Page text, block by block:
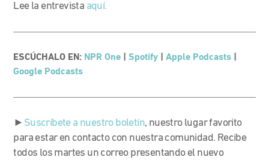
Lee la entrevista aquí.
ESCÚCHALO EN: NPR One |Spotify |Apple Podcasts
Google Podcasts
► Suscríbete a nuestro boletín, nuestro lugar favorito
para estar en contacto con nuestra comunidad. Recibe
todos los martes un correo presentando el nuevo